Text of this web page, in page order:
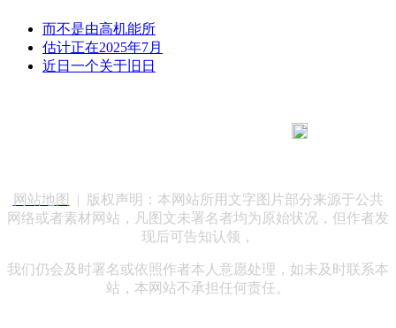
而不是由高机能所
估计正在2025年7月
近日一个关于旧日
网站地图
| 版权声明：本网站所用文字图片部分来源于公共
网络或者素材网站，凡图文未署名者均为原始状况，但作者发
现后可告知认领，
我们仍会及时署名或依照作者本人意愿处理，如未及时联系本
站，本网站不承担任何责任。